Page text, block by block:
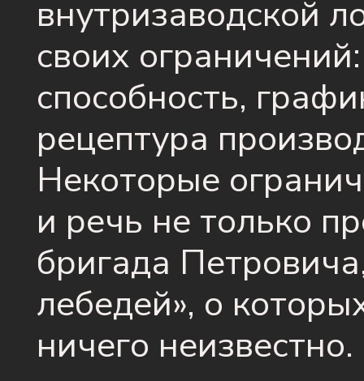
внутризаводской
своих
способность,
рецептура
Некоторые
и речь не только
бригада
лебедей», о
ничего неизвестно.